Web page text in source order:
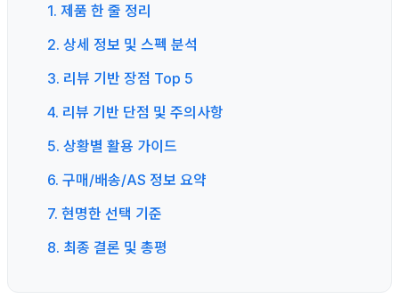
1. 제품 한 줄 정리
2. 상세 정보 및 스펙 분석
3. 리뷰 기반 장점 Top 5
4. 리뷰 기반 단점 및 주의사항
5. 상황별 활용 가이드
6. 구매/배송/AS 정보 요약
7. 현명한 선택 기준
8. 최종 결론 및 총평